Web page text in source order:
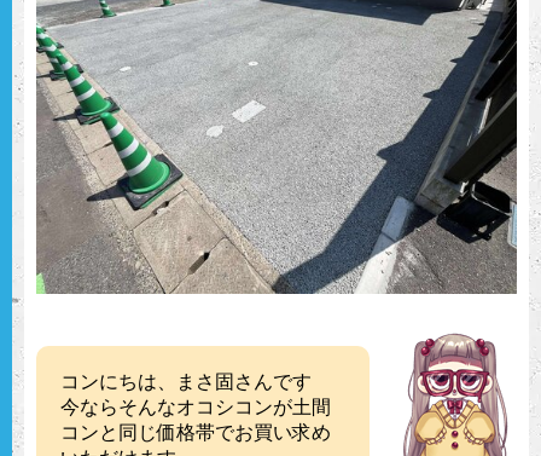
人に注文する場合であっても、お見積りや納
品・無料現場立会など、【生コンビニ】によ
る支援を行っているので安心しておまかせい
ただけます。
〜20㎡まで ¥168,000 ¥204,000
〜40㎡まで ¥232,000 ¥302,000
40㎡〜（単
価）
5,000円/m2 6,500円/m2
免責事項:詳しくはこちら
コンにちは、まさ固さんです
今ならそんなオコシコンが土間
コンと同じ価格帯でお買い求め